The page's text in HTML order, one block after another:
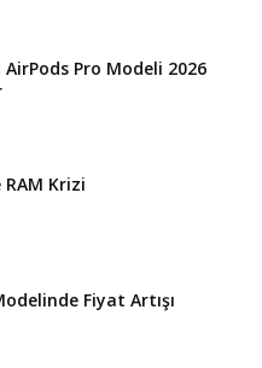
AirPods Pro Modeli 2026
RAM Krizi
Fiyat Artışı